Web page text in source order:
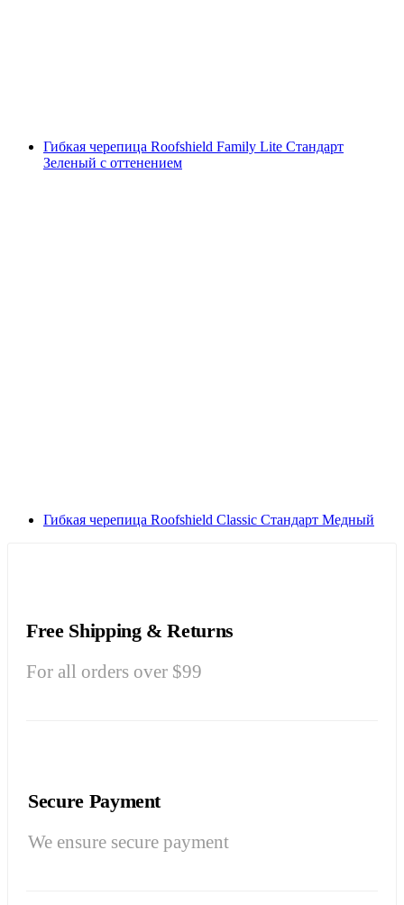
Гибкая черепица Roofshield Family Lite Стандарт
Зеленый с оттенением
Гибкая черепица Roofshield Classic Стандарт Медный
Free Shipping & Returns
For all orders over $99
Secure Payment
We ensure secure payment